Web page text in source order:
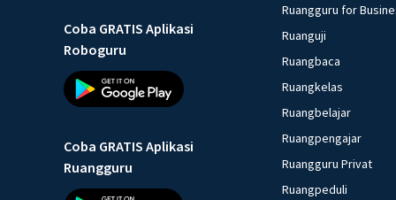
Coba GRATIS Aplikasi
Roboguru
Coba GRATIS Aplikasi
Ruangguru
Ruangguru for
Ruanguji
Ruangbaca
Ruangkelas
Ruangbelajar
Ruangpengajar
Ruangguru Privat
Ruangpeduli